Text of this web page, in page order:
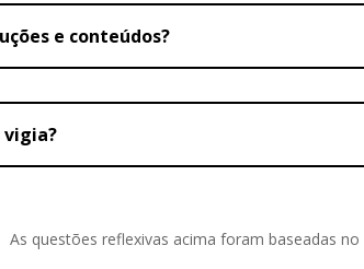
e conteúdos?
vigia?
As questões reflexivas acima foram baseadas no